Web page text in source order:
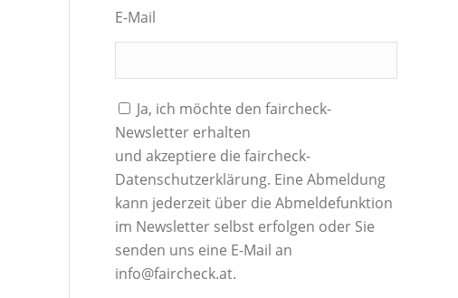
E-Mail
Ja, ich möchte den faircheck-
Newsletter erhalten
und akzeptiere die faircheck-
Datenschutzerklärung. Eine Abmeldung
kann jederzeit über die Abmeldefunktion
im Newsletter selbst erfolgen oder Sie
senden uns eine E-Mail an
info@faircheck.at.